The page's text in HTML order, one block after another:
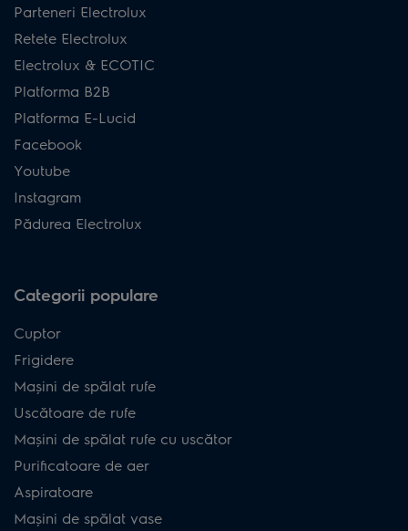
Parteneri Electrolux
Retete Electrolux
Electrolux & ECOTIC
Platforma B2B
Platforma E-Lucid
Facebook
Youtube
Instagram
Pădurea Electrolux
Categorii populare
Cuptor
Frigidere
Mașini de spălat rufe
Uscătoare de rufe
Mașini de spălat rufe cu uscător
Purificatoare de aer
Aspiratoare
Mașini de spălat vase